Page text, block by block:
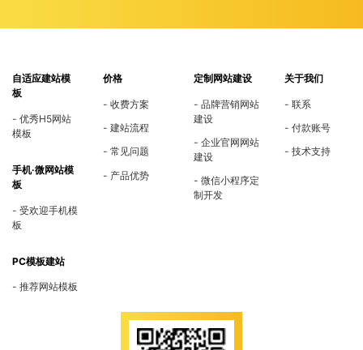
自适应建站模
板
优秀H5网站
模板
手机·微网站模
板
受欢迎手机模
板
PC模板建站
推荐网站模板
价格
收费方案
建站流程
常见问题
产品优势
定制网站建设
品牌营销网站
建设
企业官网网站
建设
微信小程序定
制开发
关于我们
联系
付款账号
技术支持